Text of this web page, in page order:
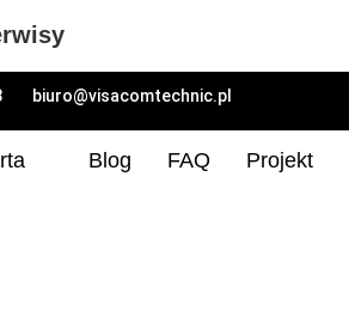
biuro@visacomtechnic.pl
Blog FAQ Projekt